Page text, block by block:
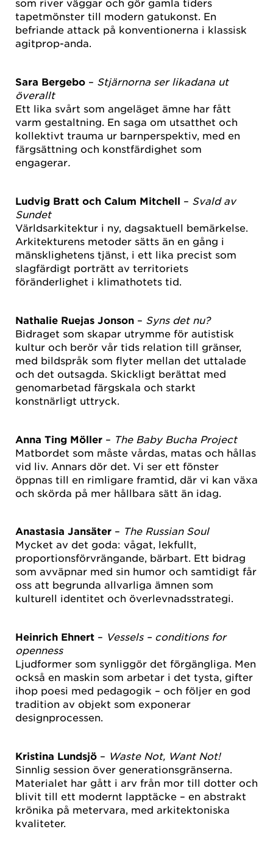
som river väggar och gör gamla tiders
tapetmönster till modern gatukonst. En
befriande attack på konventionerna i klassisk
agitprop-anda.
Sara Bergebo – Stjärnorna ser likadana ut
överallt
Ett lika svårt som angeläget ämne har fått
varm gestaltning. En saga om utsatthet och
kollektivt trauma ur barnperspektiv, med en
färgsättning och konstfärdighet som
engagerar.
Ludvig Bratt och Calum Mitchell – Svald av
Sundet
Världsarkitektur i ny, dagsaktuell bemärkelse.
Arkitekturens metoder sätts än en gång i
mänsklighetens tjänst, i ett lika precist som
slagfärdigt porträtt av territoriets
föränderlighet i klimathotets tid.
Nathalie Ruejas Jonson – Syns det nu?
Bidraget som skapar utrymme för autistisk
kultur och berör vår tids relation till gränser,
med bildspråk som flyter mellan det uttalade
och det outsagda. Skickligt berättat med
genomarbetad färgskala och starkt
konstnärligt uttryck.
Anna Ting Möller – The Baby Bucha Project
Matbordet som måste vårdas, matas och hållas
vid liv. Annars dör det. Vi ser ett fönster
öppnas till en rimligare framtid, där vi kan växa
och skörda på mer hållbara sätt än idag.
Anastasia Jansäter – The Russian Soul
Mycket av det goda: vågat, lekfullt,
proportionsförvrängande, bärbart. Ett bidrag
som avväpnar med sin humor och samtidigt får
oss att begrunda allvarliga ämnen som
kulturell identitet och överlevnadsstrategi.
Heinrich Ehnert – Vessels – conditions for
openness
Ljudformer som synliggör det förgängliga. Men
också en maskin som arbetar i det tysta, gifter
ihop poesi med pedagogik – och följer en god
tradition av objekt som exponerar
designprocessen.
Kristina Lundsjö – Waste Not, Want Not!
Sinnlig session över generationsgränserna.
Materialet har gått i arv från mor till dotter och
blivit till ett modernt lapptäcke – en abstrakt
krönika på metervara, med arkitektoniska
kvaliteter.